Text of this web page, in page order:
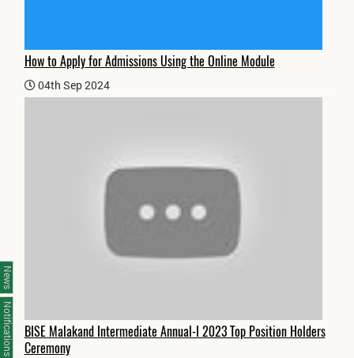
How to Apply for Admissions Using the Online Module
04th Sep 2024
BISE Malakand Intermediate Annual-I 2023 Top Position Holders
Ceremony
News
Notifications